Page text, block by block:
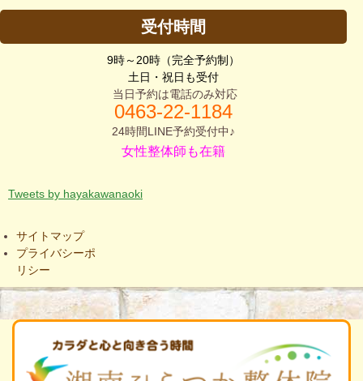
受付時間
9時～20時（完全予約制）
土日・祝日も受付
当日予約は電話のみ対応
0463-22-1184
24時間LINE予約受付中♪
女性整体師も在籍
Tweets by hayakawanaoki
サイトマップ
プライバシーポ
リシー